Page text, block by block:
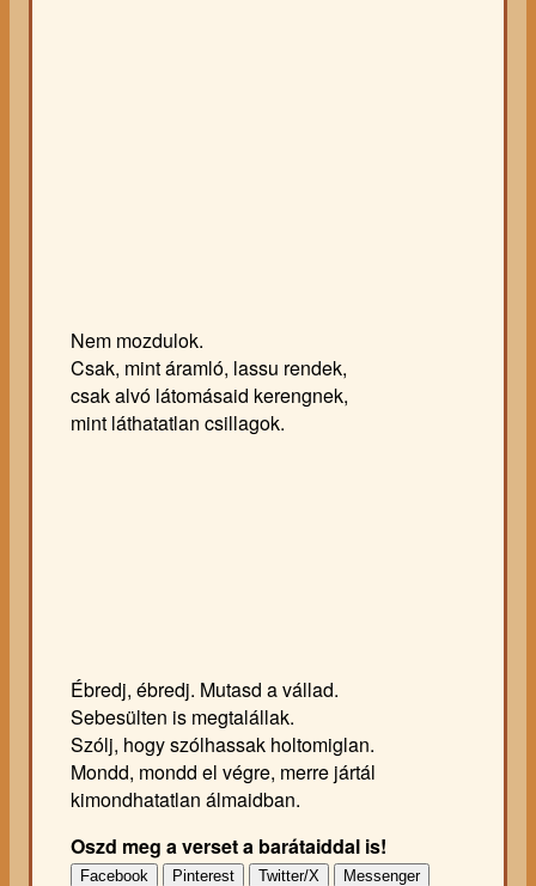
Nem mozdulok.
Csak, mint áramló, lassu rendek,
csak alvó látomásaid kerengnek,
mint láthatatlan csillagok.
Ébredj, ébredj. Mutasd a vállad.
Sebesülten is megtalállak.
Szólj, hogy szólhassak holtomiglan.
Mondd, mondd el végre, merre jártál
kimondhatatlan álmaidban.
Oszd meg a verset a barátaiddal is!
Facebook Pinterest Twitter/X
Messenger